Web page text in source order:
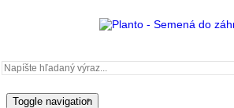
Toggle navigation